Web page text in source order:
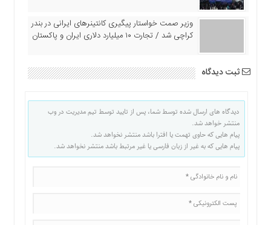
رسانه
یادداشت
وزیر صمت خواستار پیگیری کانتینرهای ایرانی در بندر
کراچی شد / تجارت ۱۰ میلیارد دلاری ایران و پاکستان
ثبت دیدگاه
دیدگاه های ارسال شده توسط شما، پس از تایید توسط تیم مدیریت در وب
منتشر خواهد شد.
پیام هایی که حاوی تهمت یا افترا باشد منتشر نخواهد شد.
پیام هایی که به غیر از زبان فارسی یا غیر مرتبط باشد منتشر نخواهد شد.